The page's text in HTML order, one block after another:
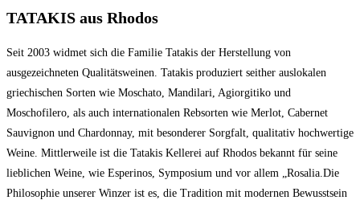
TATAKIS aus Rhodos
Seit 2003 widmet sich die Familie Tatakis der Herstellung von
ausgezeichneten Qualitätsweinen. Tatakis produziert seither auslokalen
griechischen Sorten wie Moschato, Mandilari, Agiorgitiko und
Moschofilero, als auch internationalen Rebsorten wie Merlot, Cabernet
Sauvignon und Chardonnay, mit besonderer Sorgfalt, qualitativ hochwertige
Weine. Mittlerweile ist die Tatakis Kellerei auf Rhodos bekannt für seine
lieblichen Weine, wie Esperinos, Symposium und vor allem „Rosalia.Die
Philosophie unserer Winzer ist es, die Tradition mit modernen Bewusstsein